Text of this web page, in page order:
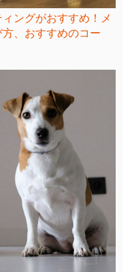
ングがおすすめ！メ
、おすすめのコー